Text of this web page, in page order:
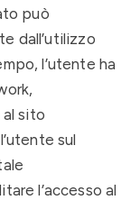
può
dall’utilizzo
l’utente ha
al sito
sul
l’accesso al